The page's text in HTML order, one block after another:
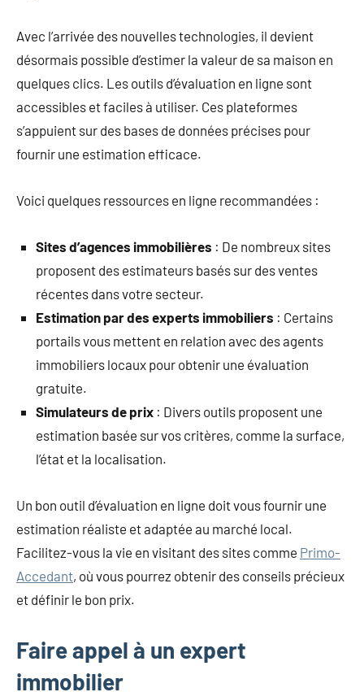
Avec l’arrivée des nouvelles technologies, il devient
désormais possible d’estimer la valeur de sa maison en
quelques clics. Les outils d’évaluation en ligne sont
accessibles et faciles à utiliser. Ces plateformes
s’appuient sur des bases de données précises pour
fournir une estimation efficace.
Voici quelques ressources en ligne recommandées :
Sites d’agences immobilières : De nombreux sites
proposent des estimateurs basés sur des ventes
récentes dans votre secteur.
Estimation par des experts immobiliers : Certains
portails vous mettent en relation avec des agents
immobiliers locaux pour obtenir une évaluation
gratuite.
Simulateurs de prix : Divers outils proposent une
estimation basée sur vos critères, comme la surface,
l’état et la localisation.
Un bon outil d’évaluation en ligne doit vous fournir une
estimation réaliste et adaptée au marché local.
Facilitez-vous la vie en visitant des sites comme Primo-
Accedant, où vous pourrez obtenir des conseils précieux
et définir le bon prix.
Faire appel à un expert
immobilier